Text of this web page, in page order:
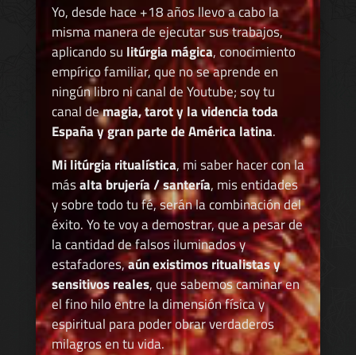
Yo, desde hace +18 años llevo a cabo la
misma manera de ejecutar sus trabajos,
aplicando su litúrgia mágica, conocimiento
empírico familiar, que no se aprende en
ningún libro ni canal de Youtube; soy tu
canal demagia, tarot y la videncia toda
España y gran parte de América latina.
Mi litúrgia ritualística, mi saber hacer con la
másalta brujería / santería, mis entidades
y sobre todo tu fé, serán la combinación del
éxito. Yo te voy a demostrar, que a pesar de
la cantidad de falsos iluminados y
estafadores,aún existimos ritualistas y
sensitivos reales, que sabemos caminar en
el fino hilo entre la dimensión física y
espiritual para poder obrar verdaderos
milagros en tu vida.